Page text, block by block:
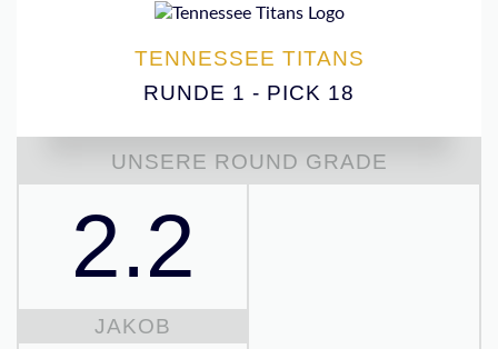
TENNESSEE TITANS
RUNDE 1 - PICK 18
UNSERE ROUND GRADE
2.2
JAKOB